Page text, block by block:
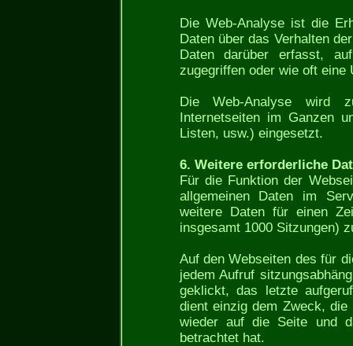
Die Web-Analyse ist die
Daten über das Verhalten
Daten darüber erfasst,
zugegriffen oder wie oft eine
Die Web-Analyse wird
Internetseiten im Ganzen
Listen, usw.) eingesetzt.
6. Weitere erforderliche
Für die Funktion der
allgemeinen Daten im
weitere Daten für einen
insgesamt 1000 Sitzungen)
Auf den Webseiten des für
jedem Aufruf
geklickt, das letzte
dient einzig dem Zweck, die
wieder auf die Seite und
betrachtet hat.